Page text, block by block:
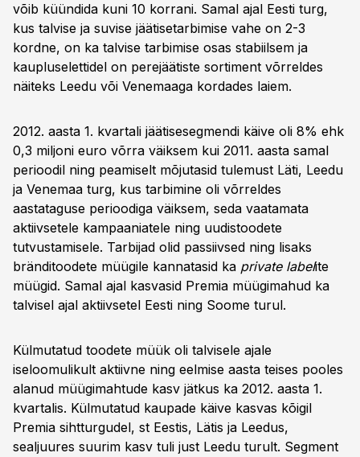
võib küündida kuni 10 korrani. Samal ajal Eesti turg,
kus talvise ja suvise jäätisetarbimise vahe on 2-3
kordne, on ka talvise tarbimise osas stabiilsem ja
kaupluselettidel on perejäätiste sortiment võrreldes
näiteks Leedu või Venemaaga kordades laiem.
2012. aasta 1. kvartali jäätisesegmendi käive oli 8% ehk
0,3 miljoni euro võrra väiksem kui 2011. aasta samal
perioodil ning peamiselt mõjutasid tulemust Läti, Leedu
ja Venemaa turg, kus tarbimine oli võrreldes
aastataguse perioodiga väiksem, seda vaatamata
aktiivsetele kampaaniatele ning uudistoodete
tutvustamisele. Tarbijad olid passiivsed ning lisaks
bränditoodete müügile kannatasid ka private labelite
müügid. Samal ajal kasvasid Premia müügimahud ka
talvisel ajal aktiivsetel Eesti ning Soome turul.
Külmutatud toodete müük oli talvisele ajale
iseloomulikult aktiivne ning eelmise aasta teises pooles
alanud müügimahtude kasv jätkus ka 2012. aasta 1.
kvartalis. Külmutatud kaupade käive kasvas kõigil
Premia sihtturgudel, st Eestis, Lätis ja Leedus,
sealjuures suurim kasv tuli just Leedu turult. Segment